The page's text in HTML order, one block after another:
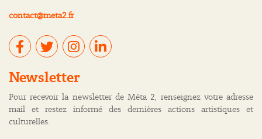
contact@meta2.fr
Newsletter
Pour recevoir la newsletter de Méta 2, renseignez votre adresse
mail et restez informé des dernières actions artistiques et
culturelles.